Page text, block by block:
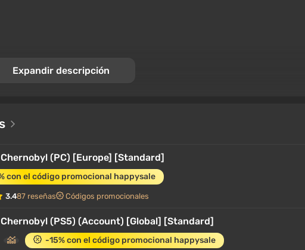
Expandir descripción
(PC) [Europe] [Standard]
con el código promocional happysale
3.487 reseñas Códigos promocionales
Chernobyl (PS5) (Account) [Global] [Standard]
-15% con el código promocional happysale